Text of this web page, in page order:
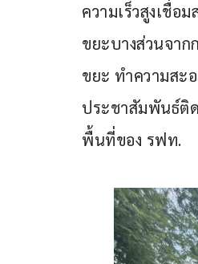
ความเร็วสูงเชื่อ
ขยะบางส่วนจาก
ขยะ ทำความสะ
ประชาสัมพันธ์ติ
พื้นที่ของ รฟท.